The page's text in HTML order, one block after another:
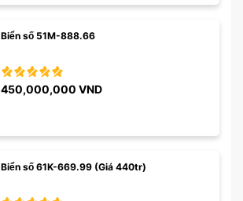
Biển số 51M-888.66
450,000,000 VND
Biển số 61K-669.99 (Giá 440tr)